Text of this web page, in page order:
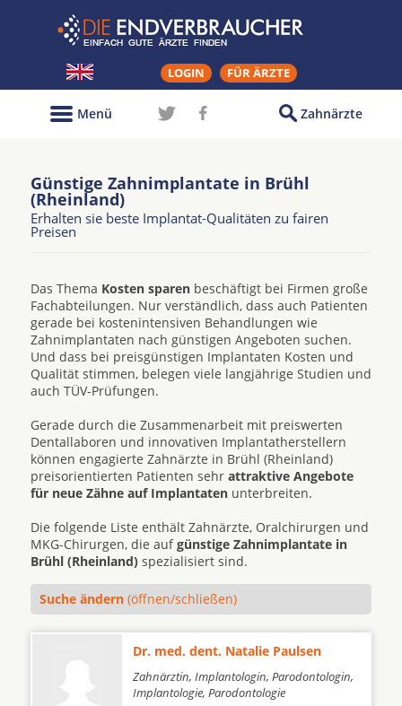
LOGIN FÜR ÄRZTE
Zahnärzte
Menü
Günstige Zahnimplantate in Brühl
(Rheinland)
Erhalten sie beste Implantat-Qualitäten zu fairen
Preisen
Das Thema Kosten sparen beschäftigt bei Firmen große
Fachabteilungen. Nur verständlich, dass auch Patienten
gerade bei kostenintensiven Behandlungen wie
Zahnimplantaten nach günstigen Angeboten suchen.
Und dass bei preisgünstigen Implantaten Kosten und
Qualität stimmen, belegen viele langjährige Studien und
auch TÜV-Prüfungen.
Gerade durch die Zusammenarbeit mit preiswerten
Dentallaboren und innovativen Implantatherstellern
können engagierte Zahnärzte in Brühl (Rheinland)
preisorientierten Patienten sehr attraktive Angebote
für neue Zähne auf Implantaten unterbreiten.
Die folgende Liste enthält Zahnärzte, Oralchirurgen und
MKG-Chirurgen, die aufgünstige Zahnimplantate in
Brühl (Rheinland) spezialisiert sind.
Suche ändern (öffnen/schließen)
Dr. med. dent. Natalie Paulsen
Zahnärztin, Implantologin, Parodontologin,
Implantologie, Parodontologie